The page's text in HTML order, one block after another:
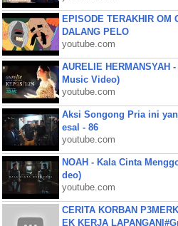
EPISODE TERAKHIR OM
DALANG PELO
youtube.com
AURELIE HERMANSYAH
Music Video)
youtube.com
Aksi Songong Pria ini
esal - 86
youtube.com
NOAH - Kala Cinta
deo)
youtube.com
CERITA KORBAN
EK KERJA